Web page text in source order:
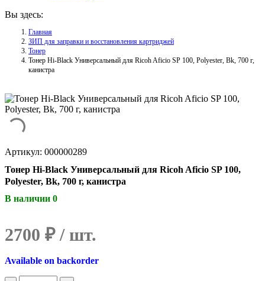
Вы здесь:
Главная
ЗИП для заправки и восстановления картриджей
Тонер
Тонер Hi-Black Универсальный для Ricoh Aficio SP 100, Polyester, Bk, 700 г,
канистра
Артикул: 000000289
Тонер Hi-Black Универсальный для Ricoh Aficio SP 100,
Polyester, Bk, 700 г, канистра
В наличии 0
2700 ₽
Available on backorder